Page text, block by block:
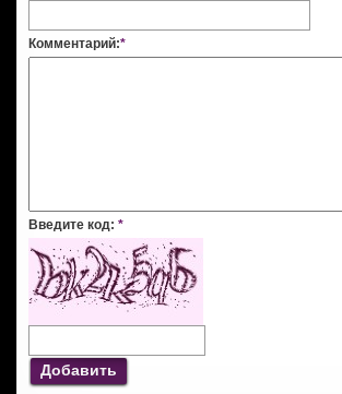
Комментарий:*
Введите код: *
Добавить